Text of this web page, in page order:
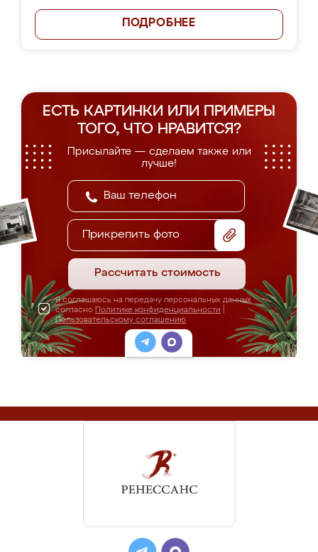
ПОДРОБНЕЕ
ЕСТЬ КАРТИНКИ ИЛИ ПРИМЕРЫ
ТОГО, ЧТО НРАВИТСЯ?
Присылайте — сделаем также или
лучше!
Прикрепить фото
Рассчитать стоимость
Я соглашаюсь на передачу персональных данных
согласно Политике конфиденциальности
Пользовательскому соглашению